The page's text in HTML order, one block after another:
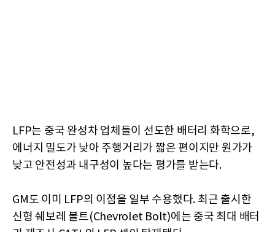
LFP는 중국 완성차 업체들이 선도한 배터리 화학으로,
에너지 밀도가 낮아 주행거리가 짧은 편이지만 원가가
낮고 안전성과 내구성이 높다는 평가를 받는다.
GM도 이미 LFP의 이점을 일부 수용했다. 최근 출시한
신형 쉐보레 볼트(Chevrolet Bolt)에는 중국 최대 배터